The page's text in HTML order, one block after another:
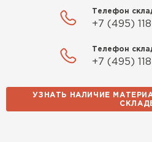
Телефон
+7 (495)
Телефон
+7 (495)
УЗНАТЬ НАЛИЧИЕ